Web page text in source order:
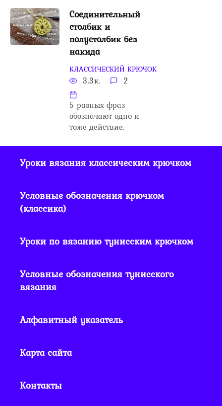
Соединительный
столбик и
полустолбик без
накида
КЛАССИЧЕСКИЙ КРЮЧОК
3.3к. 2
5 разных фраз
обозначают одно и
тоже действие.
Уроки вязания классическим крючком
Условные обозначения крючком
(классика)
Уроки по вязанию тунисским крючком
Условные обозначения тунисского
вязания
Алфавитный указатель
Карта сайта
Контакты